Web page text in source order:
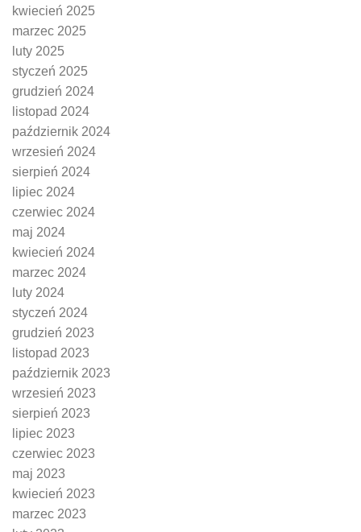
kwiecień 2025
marzec 2025
luty 2025
styczeń 2025
grudzień 2024
listopad 2024
październik 2024
wrzesień 2024
sierpień 2024
lipiec 2024
czerwiec 2024
maj 2024
kwiecień 2024
marzec 2024
luty 2024
styczeń 2024
grudzień 2023
listopad 2023
październik 2023
wrzesień 2023
sierpień 2023
lipiec 2023
czerwiec 2023
maj 2023
kwiecień 2023
marzec 2023